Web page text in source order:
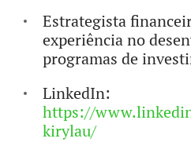
Estrategista
experiência no
programas de
LinkedIn:
https://
kirylau/